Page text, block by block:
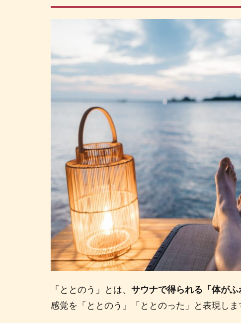
感覚
2
と
と
と
め
ま
い
は
違
う
3
と
と
う
サ
「ととのう」とは、 サウナで得られる「体がふ
感覚を「ととのう」「ととのった」と表現しま